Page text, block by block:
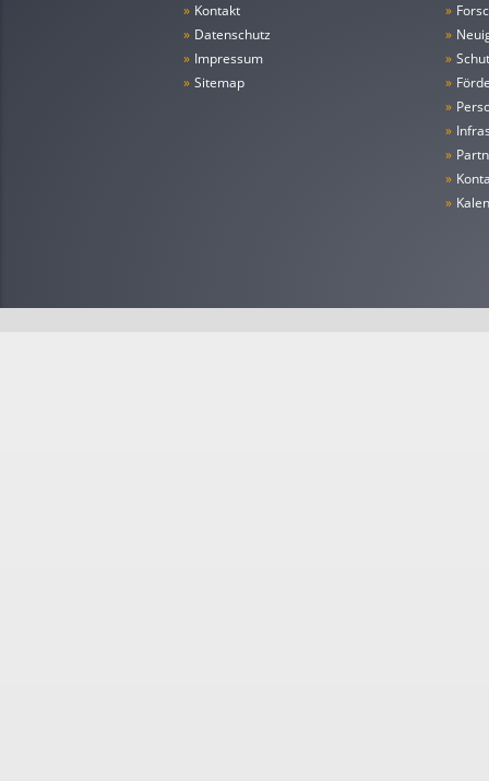
» Kontakt
» Datenschutz
» Impressum
» Sitemap
»
»
»
»
»
»
»
»
»